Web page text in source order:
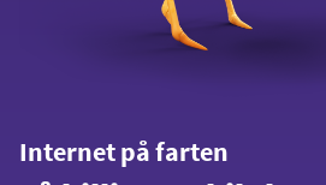
Internet på farten